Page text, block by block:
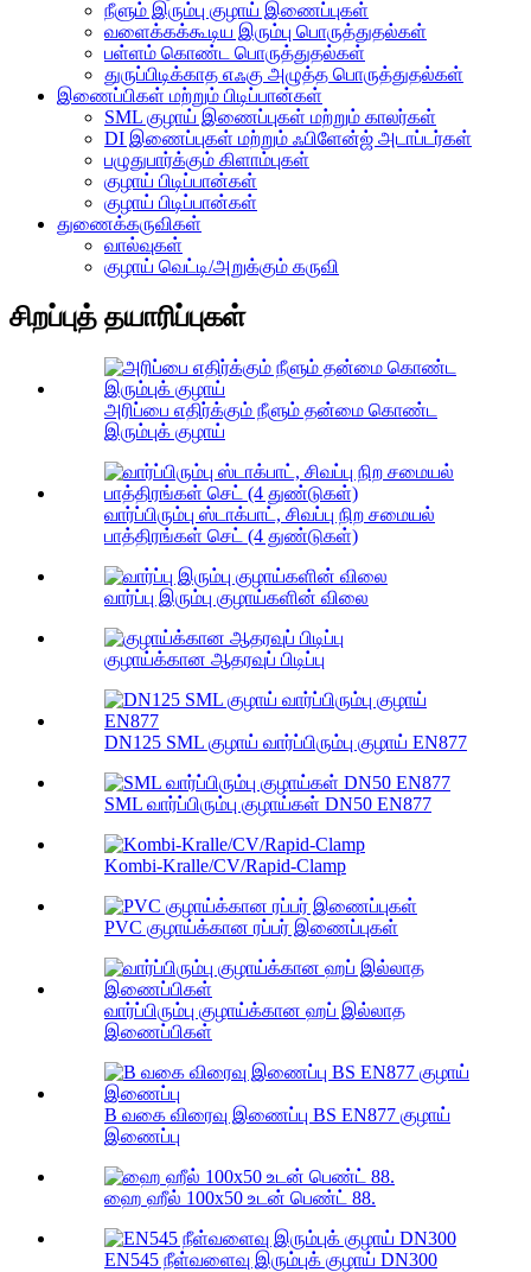
நீளும் இரும்பு குழாய் இணைப்புகள்
வளைக்கக்கூடிய இரும்பு பொருத்துதல்கள்
பள்ளம் கொண்ட பொருத்துதல்கள்
துருப்பிடிக்காத எஃகு அழுத்த பொருத்துதல்கள்
இணைப்பிகள் மற்றும் பிடிப்பான்கள்
SML குழாய் இணைப்புகள் மற்றும் காலர்கள்
DI இணைப்புகள் மற்றும் ஃபிளேன்ஜ் அடாப்டர்கள்
பழுதுபார்க்கும் கிளாம்புகள்
குழாய் பிடிப்பான்கள்
குழாய் பிடிப்பான்கள்
துணைக்கருவிகள்
வால்வுகள்
குழாய் வெட்டி/அறுக்கும் கருவி
சிறப்புத் தயாரிப்புகள்
அரிப்பை எதிர்க்கும் நீளும் தன்மை கொண்ட
இரும்புக் குழாய்
வார்ப்பிரும்பு ஸ்டாக்பாட், சிவப்பு நிற சமையல்
பாத்திரங்கள் செட் (4 துண்டுகள்)
வார்ப்பு இரும்பு குழாய்களின் விலை
குழாய்க்கான ஆதரவுப் பிடிப்பு
DN125 SML குழாய் வார்ப்பிரும்பு குழாய் EN877
SML வார்ப்பிரும்பு குழாய்கள் DN50 EN877
Kombi-Kralle/CV/Rapid-Clamp
PVC குழாய்க்கான ரப்பர் இணைப்புகள்
வார்ப்பிரும்பு குழாய்க்கான ஹப் இல்லாத
இணைப்பிகள்
B வகை விரைவு இணைப்பு BS EN877 குழாய்
இணைப்பு
ஹை ஹீல் 100x50 உடன் பெண்ட் 88.
EN545 நீள்வளைவு இரும்புக் குழாய் DN300